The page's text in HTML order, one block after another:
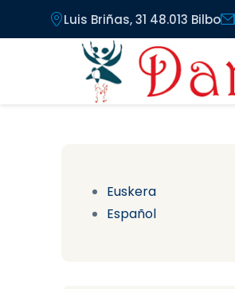
Pasar al contenido principal
Luis Briñas, 31 48.013 Bilbo
Euskera
Español